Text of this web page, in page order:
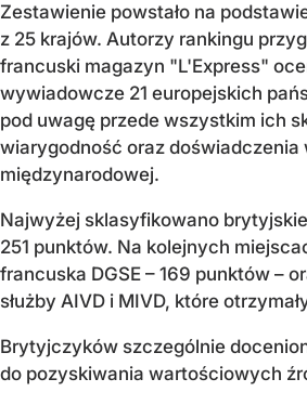
Zestawienie powstało na
z 25 krajów. Autorzy rankingu
francuski magazyn "L'Express"
wywiadowcze 21 europejskich
pod uwagę przede wszystkim ich
wiarygodność oraz doświadczenia
międzynarodowej.
Najwyżej sklasyfikowano
251 punktów. Na kolejnych
francuska DGSE – 169 punktów –
służby AIVD i MIVD, które
Brytyjczyków szczególnie
do pozyskiwania wartościowych